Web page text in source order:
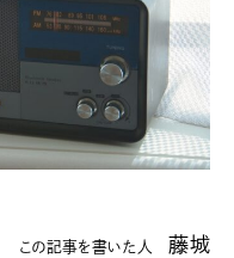
この記事を書いた人 藤城